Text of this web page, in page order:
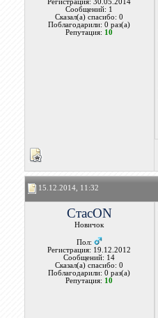
Регистрация: 30.05.2014
Сообщений: 1
Сказал(а) спасибо: 0
Поблагодарили: 0 раз(а)
Репутация: 10
15.12.2014, 11:32
СтасON
Новичок
Пол:
Регистрация: 19.12.2012
Сообщений: 14
Сказал(а) спасибо: 0
Поблагодарили: 0 раз(а)
Репутация: 10